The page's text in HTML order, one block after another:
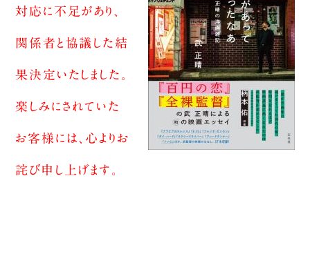
対応に不足があり、
関係者と協議した結
果決定いたしました。
楽しみにされていた
お客様には、心よりお
詫び申し上げます。